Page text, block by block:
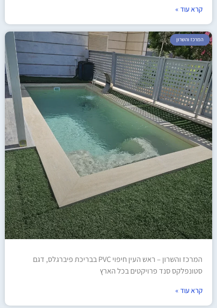
קרא עוד »
המרכז והשרון
המרכז והשרון – ראש העין חיפוי PVC בבריכת פיברגלס, דגם
סטונפלקס סנד פרויקטים בכל הארץ
קרא עוד »